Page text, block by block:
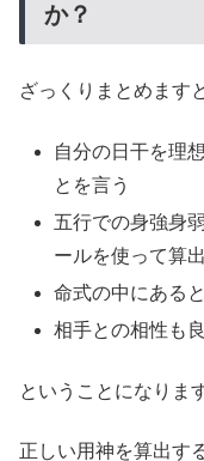
か？
ざっくりまとめます
自分の日干を理
とを言う
五行での身強身
ールを使って算
命式の中にある
相手との相性も
ということになりま
正しい用神を算出す